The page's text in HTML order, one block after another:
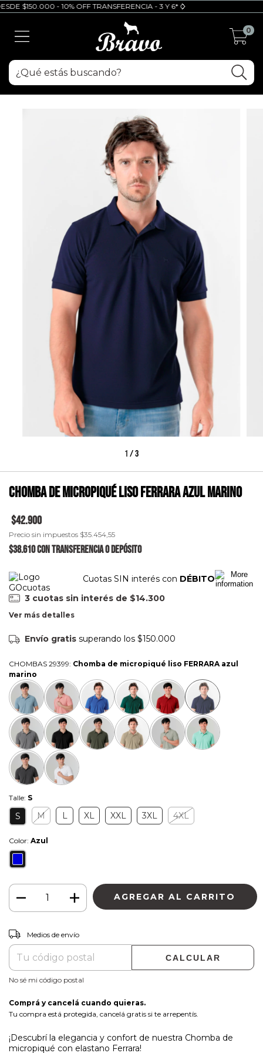
$150.000 - 10% OFF TRANSFERENCIA - 3 Y 6* CUOTAS SIN INTERES
0
1 /3
Chomba de micropiqué liso FERRARA azul marino
$42.900
Precio sin impuestos $35.454,55
$38.610conTransferencia o depósito
Cuotas SIN interés con DÉBITO
3 cuotas sin interés de $14.300
Ver más detalles
Envío gratis superando los $150.000
CHOMBAS 29399: Chomba de micropiqué liso FERRARA azul
marino
Talle: S
S M L XL XXL 3XL 4XL
Color: Azul
Entregas para el CP:
Medios de envío
CALCULAR
No sé mi código postal
Comprá y cancelá cuando quieras.
Tu compra está protegida, cancelá gratis si te arrepentís.
¡Descubrí la elegancia y confort de nuestra Chomba de
micropiqué con elastano Ferrara!